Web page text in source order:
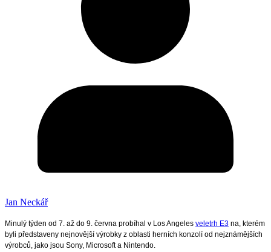
Jan Neckář
Minulý týden od 7. až do 9. června probíhal v Los Angeles veletrh E3 na, kterém
byli představeny nejnovější výrobky z oblasti herních konzolí od nejznámějších
výrobců, jako jsou Sony, Microsoft a Nintendo.